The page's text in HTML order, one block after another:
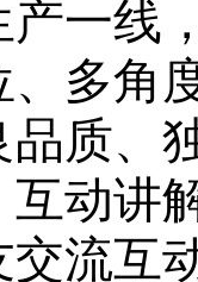
一线
多角
质、
动讲
流互